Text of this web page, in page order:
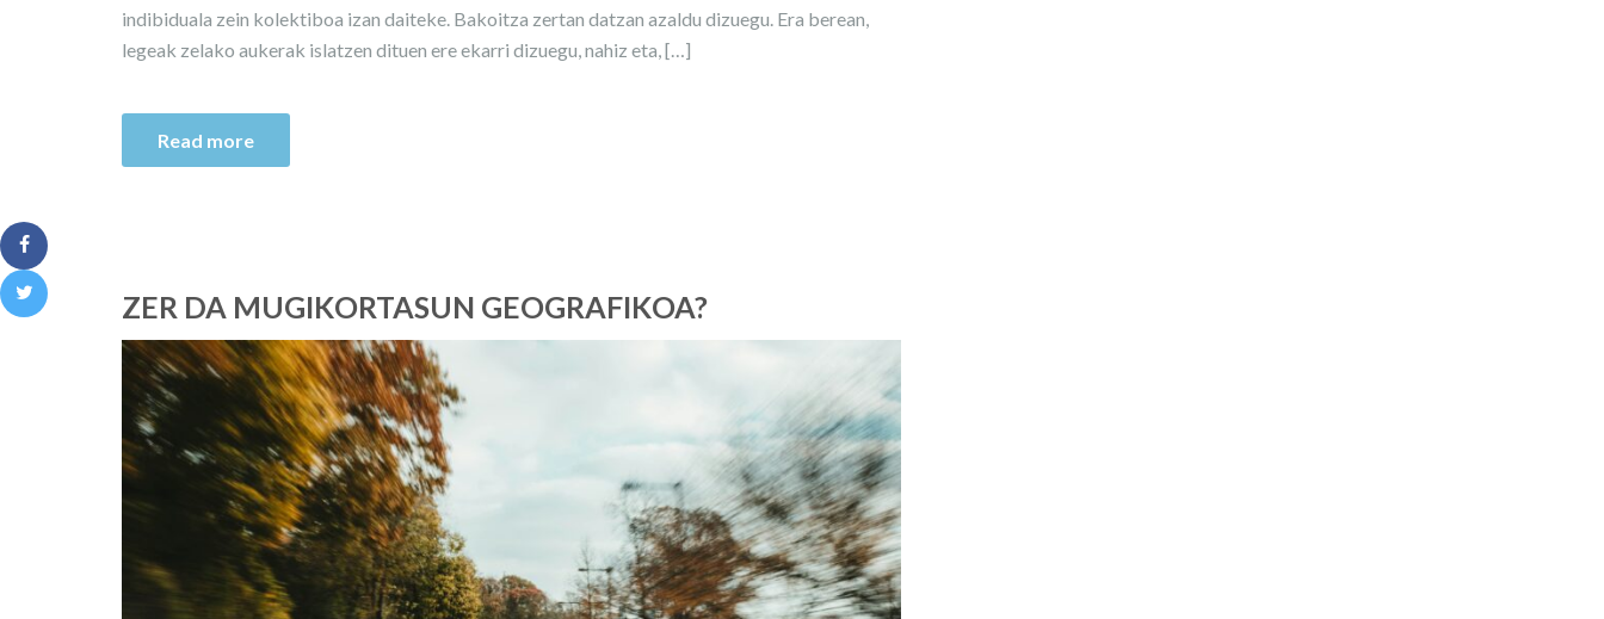
indibiduala zein kolektiboa izan daiteke. Bakoitza zertan datzan azaldu dizuegu. Era berean,
legeak zelako aukerak islatzen dituen ere ekarri dizuegu, nahiz eta, […]
Read more
ZER DA MUGIKORTASUN GEOGRAFIKOA?